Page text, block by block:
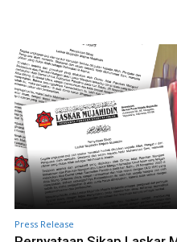
Press Release